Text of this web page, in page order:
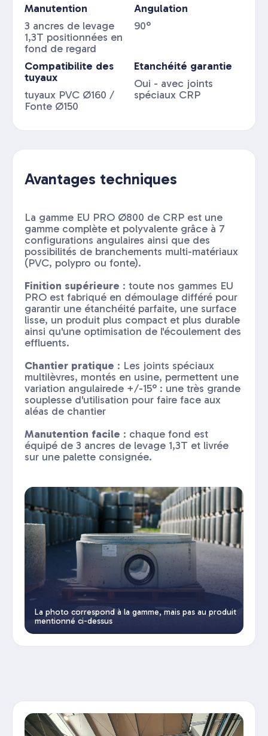
Manutention
3 ancres de levage
1,3T positionnées en
fond de regard
Angulation
90°
Compatibilite des
tuyaux
tuyaux PVC Ø160 /
Fonte Ø150
Etanchéité garantie
Oui - avec joints
spéciaux CRP
Avantages techniques
La gamme EU PRO Ø800 de CRP est une
gamme complète et polyvalente grâce à 7
configurations angulaires ainsi que des
possibilités de branchements multi-matériaux
(PVC, polypro ou fonte).
Finition supérieure : toute nos gammes EU
PRO est fabriqué en démoulage différé pour
garantir une étanchéité parfaite, une surface
lisse, un produit plus compact et plus durable
ainsi qu'une optimisation de l'écoulement des
effluents.
Chantier pratique : Les joints spéciaux
multilèvres, montés en usine, permettent une
variation angulairede +/-15° : une très grande
souplesse d'utilisation pour faire face aux
aléas de chantier
Manutention facile : chaque fond est
équipé de 3 ancres de levage 1,3T et livrée
sur une palette consignée.
La photo correspond à la gamme, mais pas au produit
mentionné ci-dessus